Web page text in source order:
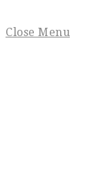
Close Menu